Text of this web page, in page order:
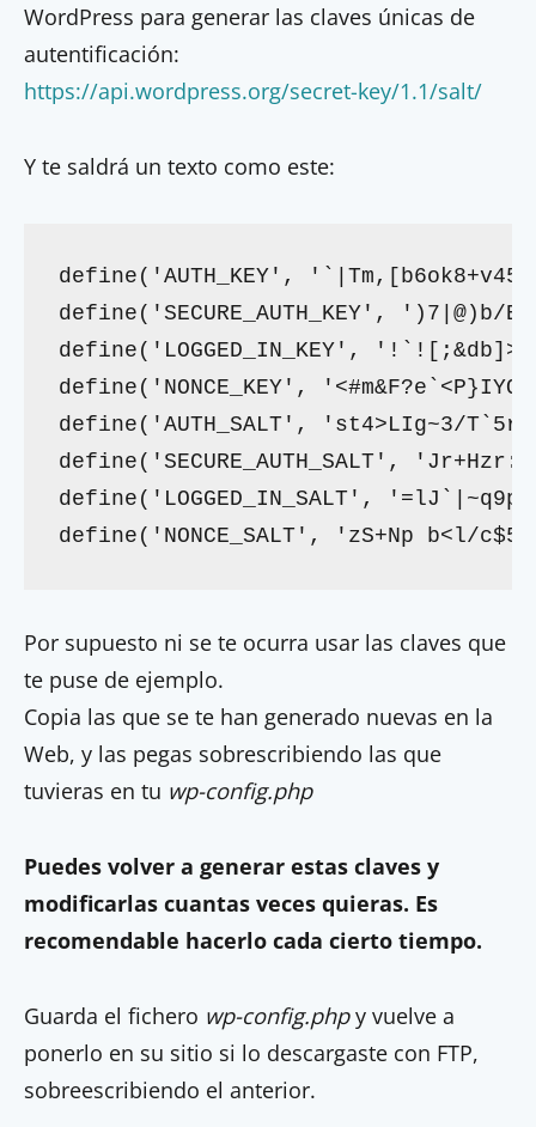
WordPress para generar las claves únicas de
autentificación:
https://api.wordpress.org/secret-key/1.1/salt/
Y te saldrá un texto como este:
define('AUTH_KEY', '`|Tm,[b6ok8+v45
define('SECURE_AUTH_KEY', ')7|@)b/
define('LOGGED_IN_KEY',
define('NONCE_KEY', '<#m&F?e`<P}IYO
define('AUTH_SALT', 'st4>LIg~3/
define('SECURE_AUTH_SALT',
define('LOGGED_IN_SALT',
define('NONCE_SALT', 'zS+Np b<l/
Por supuesto ni se te ocurra usar las claves que
te puse de ejemplo.
Copia las que se te han generado nuevas en la
Web, y las pegas sobrescribiendo las que
tuvieras en tu wp-config.php
Puedes volver a generar estas claves y
modificarlas cuantas veces quieras. Es
recomendable hacerlo cada cierto tiempo.
Guarda el fichero wp-config.phpy vuelve a
ponerlo en su sitio si lo descargaste con FTP,
sobreescribiendo el anterior.